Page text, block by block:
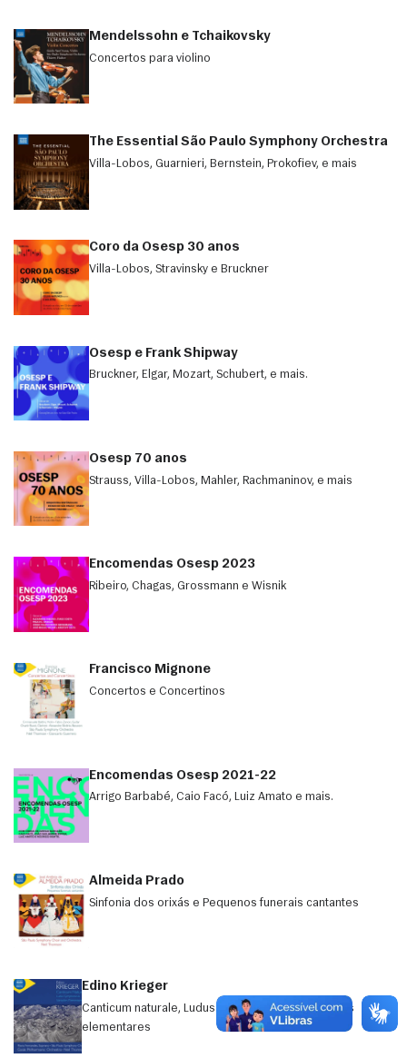
Mendelssohn e Tchaikovsky
Concertos para violino
The Essential São Paulo Symphony Orchestra
Villa-Lobos, Guarnieri, Bernstein, Prokofiev, e mais
Coro da Osesp 30 anos
Villa-Lobos, Stravinsky e Bruckner
Osesp e Frank Shipway
Bruckner, Elgar, Mozart, Schubert, e mais.
Osesp 70 anos
Strauss, Villa-Lobos, Mahler, Rachmaninov, e mais
Encomendas Osesp 2023
Ribeiro, Chagas, Grossmann e Wisnik
Francisco Mignone
Concertos e Concertinos
Encomendas Osesp 2021-22
Arrigo Barbabé, Caio Facó, Luiz Amato e mais.
Almeida Prado
Sinfonia dos orixás e Pequenos funerais cantantes
Edino Krieger
Canticum naturale, Ludus symphonicus & Variações
elementares